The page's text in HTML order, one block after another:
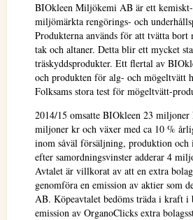
BIOkleen Miljökemi AB är ett
miljömärkta rengörings- och
Produkterna används för att tvätta
tak och altaner. Detta blir ett mycket
träskyddsprodukter. Ett flertal av
och produkten för alg- och mögeltvätt
Folksams stora test för mögeltvätt-
2014/15 omsatte BIOkleen 23
miljoner kr och växer med ca 10 %
inom såväl försäljning, produktion
efter samordningsvinster adderar 4
Avtalet är villkorat av att en extra
genomföra en emission av aktier som
AB. Köpeavtalet bedöms träda i kraft i
emission av OrganoClicks extra